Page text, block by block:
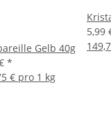
Gelb 40g
*
€ pro 1 kg
5,99